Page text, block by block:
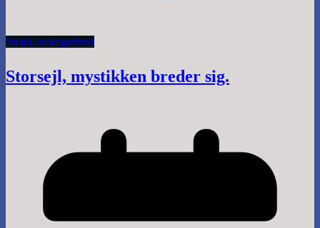
SnakUncategorized
Storsejl, mystikken breder sig.